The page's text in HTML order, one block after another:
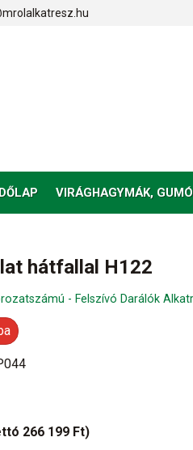
VIRÁGHAGYMÁK,
hátfallal H122
- Felszívó Darálók
266 199 Ft)